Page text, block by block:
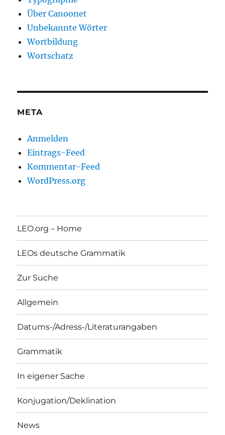
Über Canoonet
Unbekannte Wörter
Wortbildung
Wortschatz
META
Anmelden
Eintrags-Feed
Kommentar-Feed
WordPress.org
LEO.org – Home
LEOs deutsche Grammatik
Zur Suche
Allgemein
Datums-/Adress-/Literaturangaben
Grammatik
In eigener Sache
Konjugation/Deklination
News